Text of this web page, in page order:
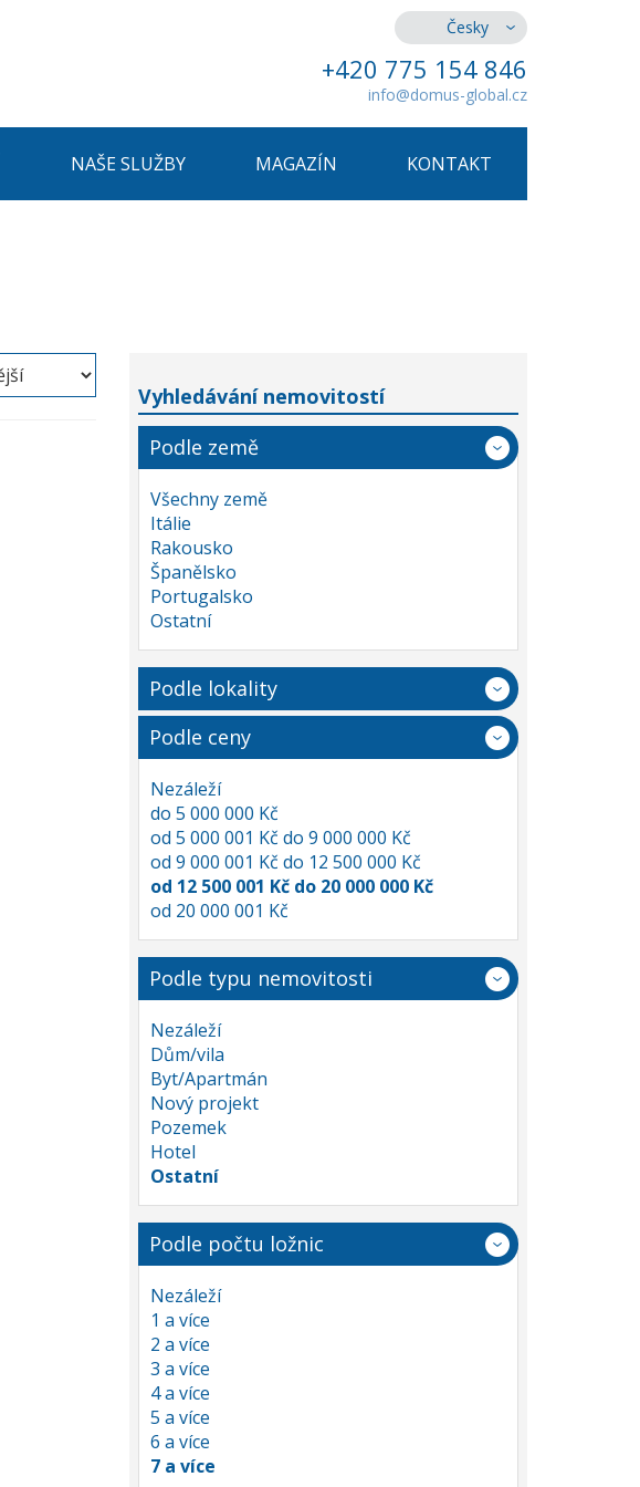
Česky
+420 775 154 846
info@domus-global.cz
NAŠE SLUŽBY MAGAZÍN KONTAKT
Vyhledávání nemovitostí
Podle země
Všechny země
Itálie
Rakousko
Španělsko
Portugalsko
Ostatní
Podle lokality
Podle ceny
Nezáleží
do 5 000 000 Kč
od 5 000 001 Kč do 9 000 000 Kč
od 9 000 001 Kč do 12 500 000 Kč
od 12 500 001 Kč do 20 000 000 Kč
od 20 000 001 Kč
Podle typu nemovitosti
Nezáleží
Dům/vila
Byt/Apartmán
Nový projekt
Pozemek
Hotel
Ostatní
Podle počtu ložnic
Nezáleží
1 a více
2 a více
3 a více
4 a více
5 a více
6 a více
7 a více